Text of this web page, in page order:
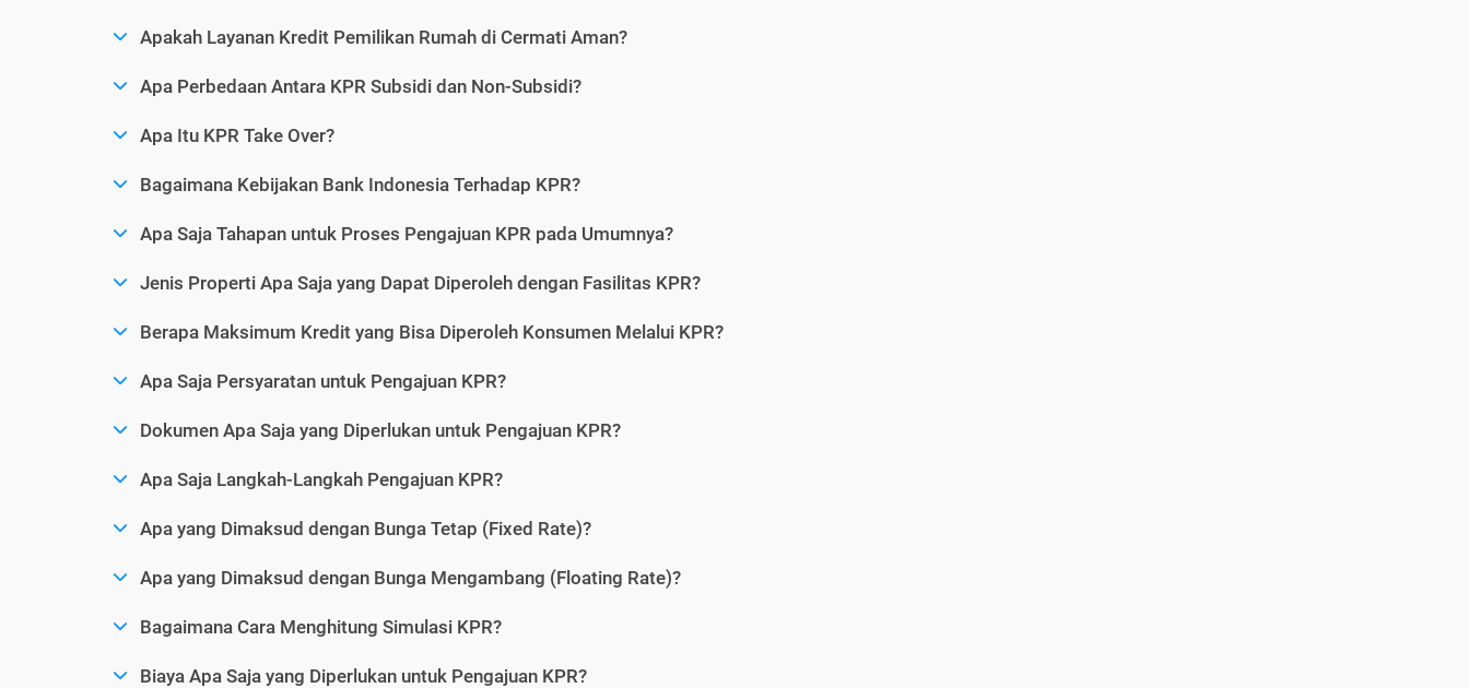
Apakah Layanan Kredit Pemilikan Rumah di Cermati Aman?
Apa Perbedaan Antara KPR Subsidi dan Non-Subsidi?
Apa Itu KPR Take Over?
Bagaimana Kebijakan Bank Indonesia Terhadap KPR?
Apa Saja Tahapan untuk Proses Pengajuan KPR pada Umumnya?
Jenis Properti Apa Saja yang Dapat Diperoleh dengan Fasilitas KPR?
Berapa Maksimum Kredit yang Bisa Diperoleh Konsumen Melalui KPR?
Apa Saja Persyaratan untuk Pengajuan KPR?
Dokumen Apa Saja yang Diperlukan untuk Pengajuan KPR?
Apa Saja Langkah-Langkah Pengajuan KPR?
Apa yang Dimaksud dengan Bunga Tetap (Fixed Rate)?
Apa yang Dimaksud dengan Bunga Mengambang (Floating Rate)?
Bagaimana Cara Menghitung Simulasi KPR?
Biaya Apa Saja yang Diperlukan untuk Pengajuan KPR?